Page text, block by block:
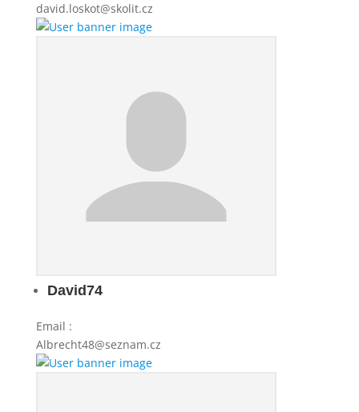
david.loskot@skolit.cz
David74
Email :
Albrecht48@seznam.cz